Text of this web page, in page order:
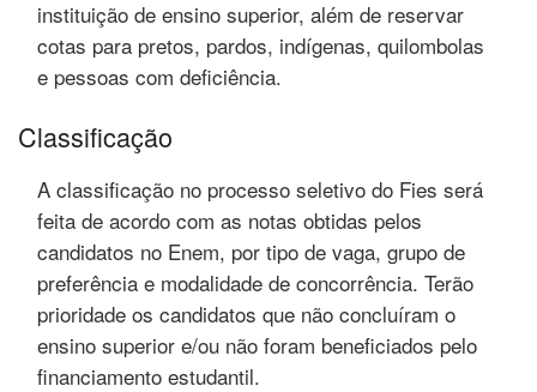
instituição de ensino superior, além de reservar
cotas para pretos, pardos, indígenas, quilombolas
e pessoas com deficiência.
Classificação
A classificação no processo seletivo do Fies será
feita de acordo com as notas obtidas pelos
candidatos no Enem, por tipo de vaga, grupo de
preferência e modalidade de concorrência. Terão
prioridade os candidatos que não concluíram o
ensino superior e/ou não foram beneficiados pelo
financiamento estudantil.